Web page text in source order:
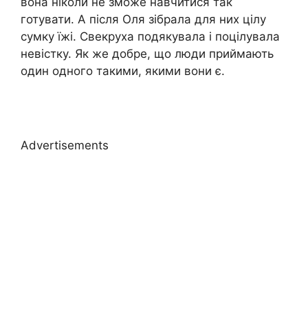
готувати. А після Оля зібрала для них цілу
сумку їжі. Свекруха подякувала і поцілувала
невістку. Як же добре, що люди приймають
один одного такими, якими вони є.
Advertisements